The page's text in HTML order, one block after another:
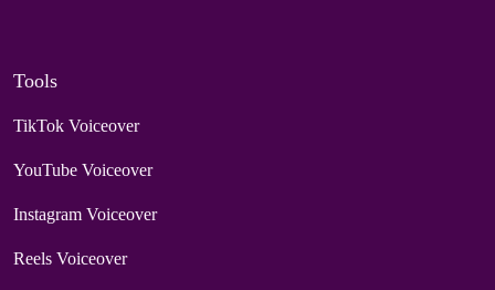
Tools
TikTok Voiceover
YouTube Voiceover
Instagram Voiceover
Reels Voiceover